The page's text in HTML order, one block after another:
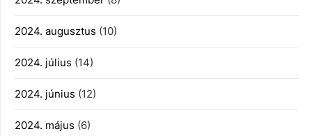
2024. augusztus (10)
2024. július (14)
2024. június (12)
2024. május (6)